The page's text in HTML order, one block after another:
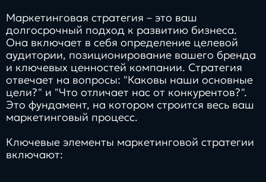
Маркетинговая стратегия – это ваш
долгосрочный подход к развитию бизнеса.
Она включает в себя определение целевой
аудитории, позиционирование вашего бренда
и ключевых ценностей компании. Стратегия
отвечает на вопросы: "Каковы наши основные
цели?" и "Что отличает нас от конкурентов?".
Это фундамент, на котором строится весь ваш
маркетинговый процесс.
Ключевые элементы маркетинговой стратегии
включают: